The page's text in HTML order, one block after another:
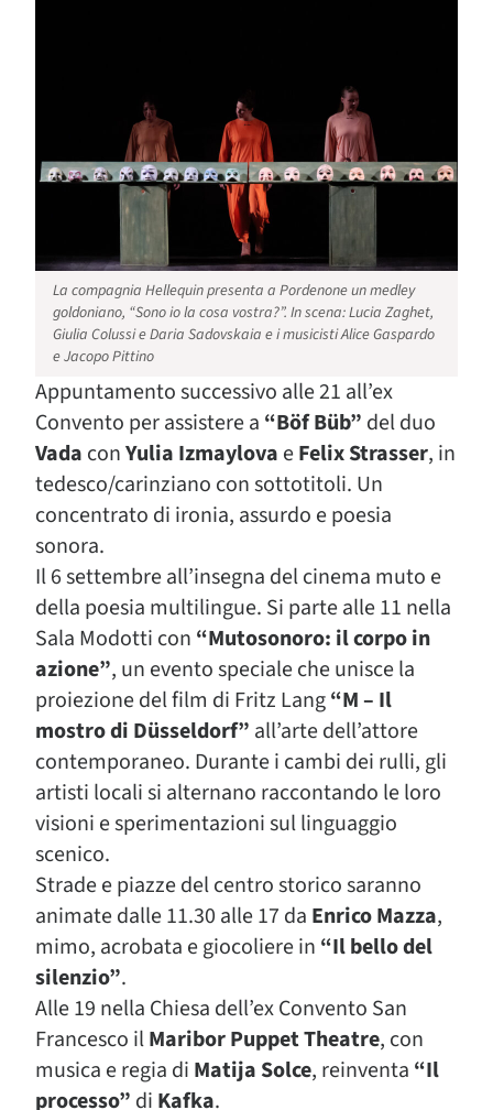
La compagnia Hellequin presenta a Pordenone un medley
goldoniano, “Sono io la cosa vostra?”. In scena: Lucia Zaghet,
Giulia Colussi e Daria Sadovskaia e i musicisti Alice Gaspardo
e Jacopo Pittino
Appuntamento successivo alle 21 all’ex
Convento per assistere a “Böf Büb” del duo
Vada conYulia Izmaylova eFelix Strasser, in
tedesco/carinziano con sottotitoli. Un
concentrato di ironia, assurdo e poesia
sonora.
Il 6 settembre all’insegna del cinema muto e
della poesia multilingue. Si parte alle 11 nella
Sala Modotti con “Mutosonoro: il corpo in
azione”, un evento speciale che unisce la
proiezione del film di Fritz Lang“M – Il
mostro di Düsseldorf” all’arte dell’attore
contemporaneo. Durante i cambi dei rulli, gli
artisti locali si alternano raccontando le loro
visioni e sperimentazioni sul linguaggio
scenico.
Strade e piazze del centro storico saranno
animate dalle 11.30 alle 17 da Enrico Mazza,
mimo, acrobata e giocoliere in “Il bello del
silenzio”.
Alle 19 nella Chiesa dell’ex Convento San
Francesco ilMaribor Puppet Theatre, con
musica e regia di Matija Solce, reinventa “Il
processo” di Kafka.